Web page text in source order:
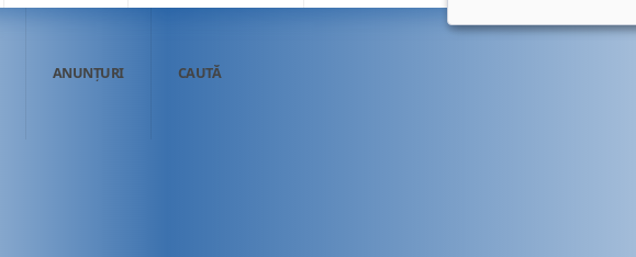
ANUNȚURI CAUTĂ